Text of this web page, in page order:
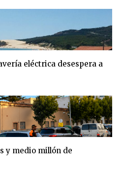
eléctrica desespera a
y medio millón de